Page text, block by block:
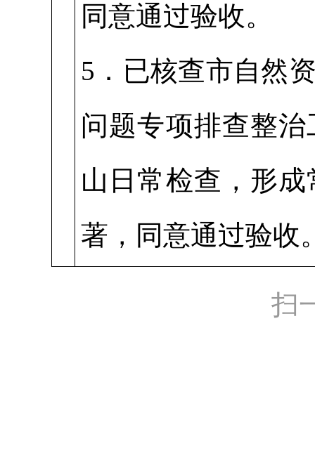
同意通过验收。
5．已核查市自然
问题专项排查整
山日常检查，形
著，同意通过验收
扫